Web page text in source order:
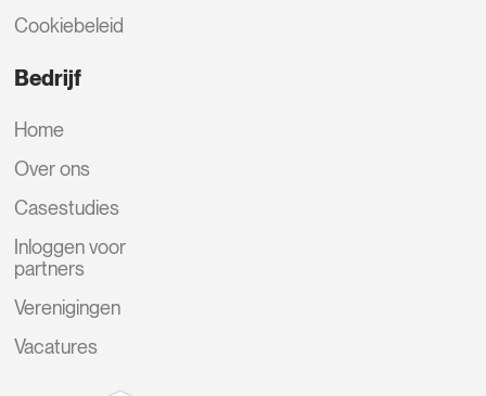
Cookiebeleid
Bedrijf
Home
Over ons
Casestudies
Inloggen voor
partners
Verenigingen
Vacatures